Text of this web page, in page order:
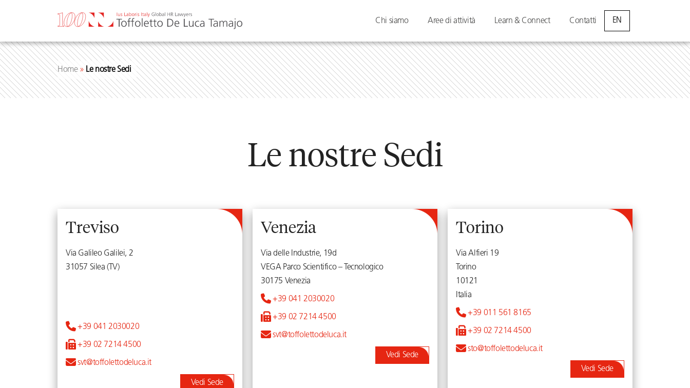
Chi siamo Aree di attività Learn & Connect Contatti EN
Home» Le nostre Sedi
Le nostre Sedi
Treviso
Via Galileo Galilei, 2
31057 Silea (TV)
+39 041 2030020
+39 02 7214 4500
svt@toffolettodeluca.it
Vedi Sede
Venezia
Via delle Industrie, 19d
VEGA Parco Scientifico – Tecnologico
30175 Venezia
+39 041 2030020
+39 02 7214 4500
svt@toffolettodeluca.it
Vedi Sede
Torino
Via Alfieri 19
Torino
10121
Italia
+39 011 561 8165
+39 02 7214 4500
sto@toffolettodeluca.it
Vedi Sede